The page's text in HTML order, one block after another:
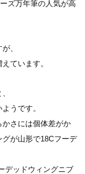
ズ万年筆の人気が高
、
ています。
うです。
かさには個体差がか
が山形で18Cフーデ
デッドウィングニブ